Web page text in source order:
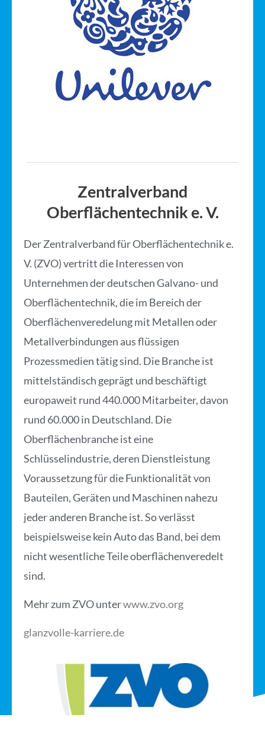
Zentralverband
Oberflächen­technik e. V.
Der Zentralverband für Oberflächentechnik e.
V. (ZVO) vertritt die Interessen von
Unternehmen der deutschen Galvano- und
Oberflächentechnik, die im Bereich der
Oberflächenveredelung mit Metallen oder
Metallverbindungen aus flüssigen
Prozessmedien tätig sind. Die Branche ist
mittelständisch geprägt und beschäftigt
europaweit rund 440.000 Mitarbeiter, davon
rund 60.000 in Deutschland. Die
Oberflächenbranche ist eine
Schlüsselindustrie, deren Dienstleistung
Voraussetzung für die Funktionalität von
Bauteilen, Geräten und Maschinen nahezu
jeder anderen Branche ist. So verlässt
beispielsweise kein Auto das Band, bei dem
nicht wesentliche Teile oberflächenveredelt
sind.
Mehr zum ZVO unterwww.zvo.org
glanzvolle-karriere.de